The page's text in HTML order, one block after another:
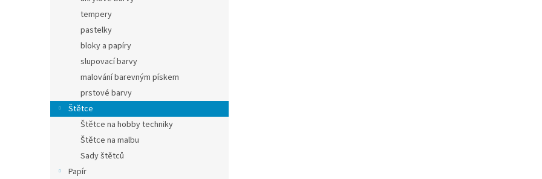
tempery
pastelky
bloky a papíry
slupovací barvy
malování barevným pískem
prstové barvy
Štětce
Štětce na hobby techniky
Štětce na malbu
Sady štětců
Papír